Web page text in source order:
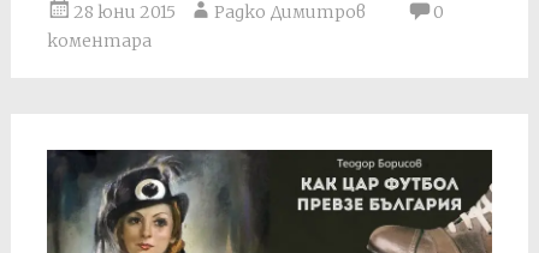
28 юни 2015 Радко Димитров
0
коментара